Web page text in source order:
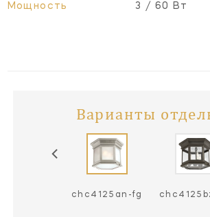
Мощность 3 / 60 Вт
Варианты
chc4125an-fg